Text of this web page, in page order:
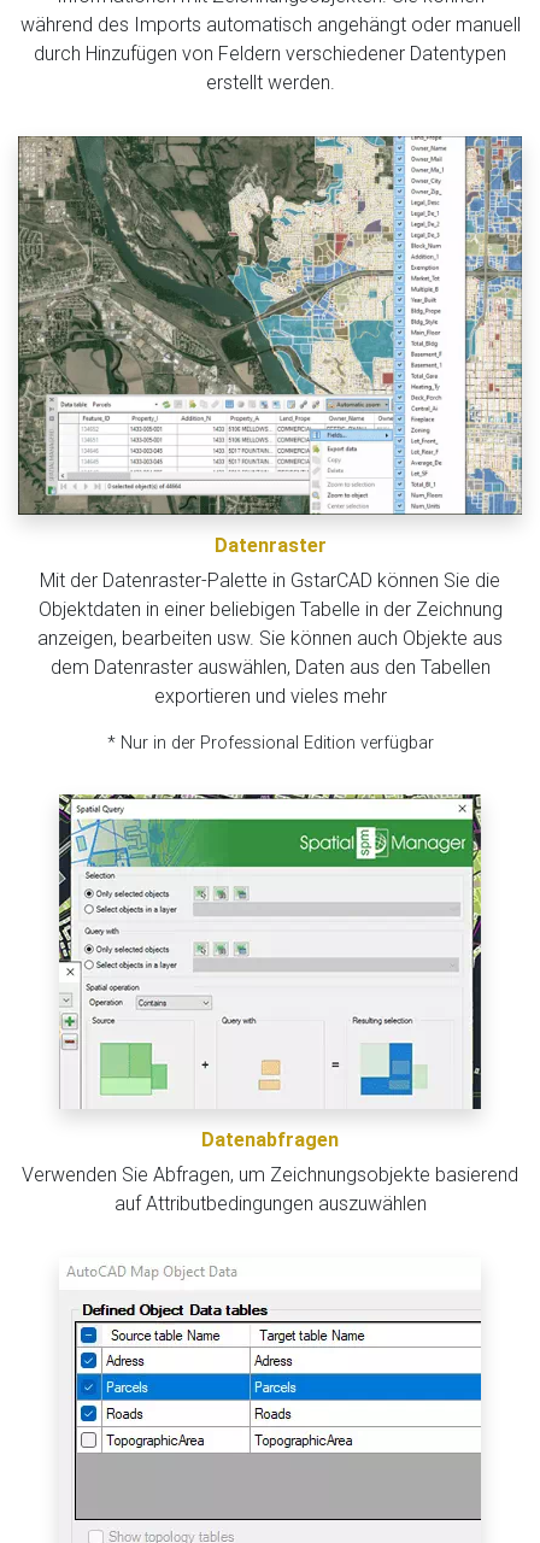
während des Imports automatisch angehängt oder manuell
durch Hinzufügen von Feldern verschiedener Datentypen
erstellt werden.
Datenraster
Mit der Datenraster-Palette in GstarCAD können Sie die
Objektdaten in einer beliebigen Tabelle in der Zeichnung
anzeigen, bearbeiten usw. Sie können auch Objekte aus
dem Datenraster auswählen, Daten aus den Tabellen
exportieren und vieles mehr
* Nur in der Professional Edition verfügbar
Datenabfragen
Verwenden Sie Abfragen, um Zeichnungsobjekte basierend
auf Attributbedingungen auszuwählen